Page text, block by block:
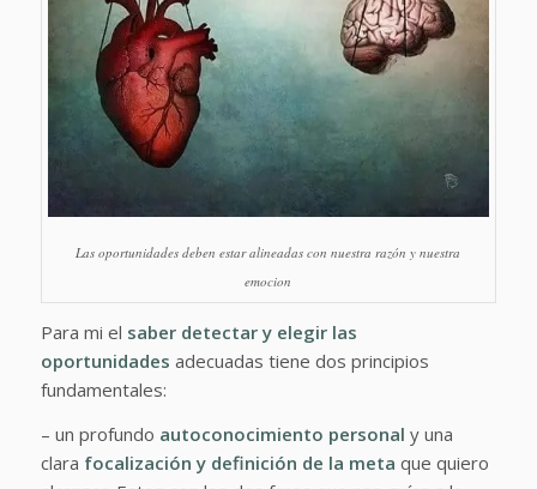
Las oportunidades deben estar alineadas con nuestra razón y nuestra
emocion
Para mi el saber detectar y elegir las
oportunidades adecuadas tiene dos principios
fundamentales:
– un profundo autoconocimiento personal y una
clara focalización y definición de la meta que quiero